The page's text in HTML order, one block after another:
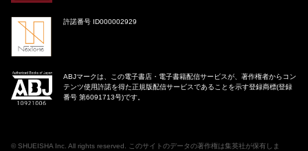
許諾番号 ID000002929
ABJマークは、この電子書店・電子書籍配信サービスが、著作権者からコン
テンツ使用許諾を得た正規版配信サービスであることを示す登録商標(登録
番号 第6091713号)です。
© SHUEISHA Inc . All rights reserved. このサイトのデータの著作権は集英社が保有しま